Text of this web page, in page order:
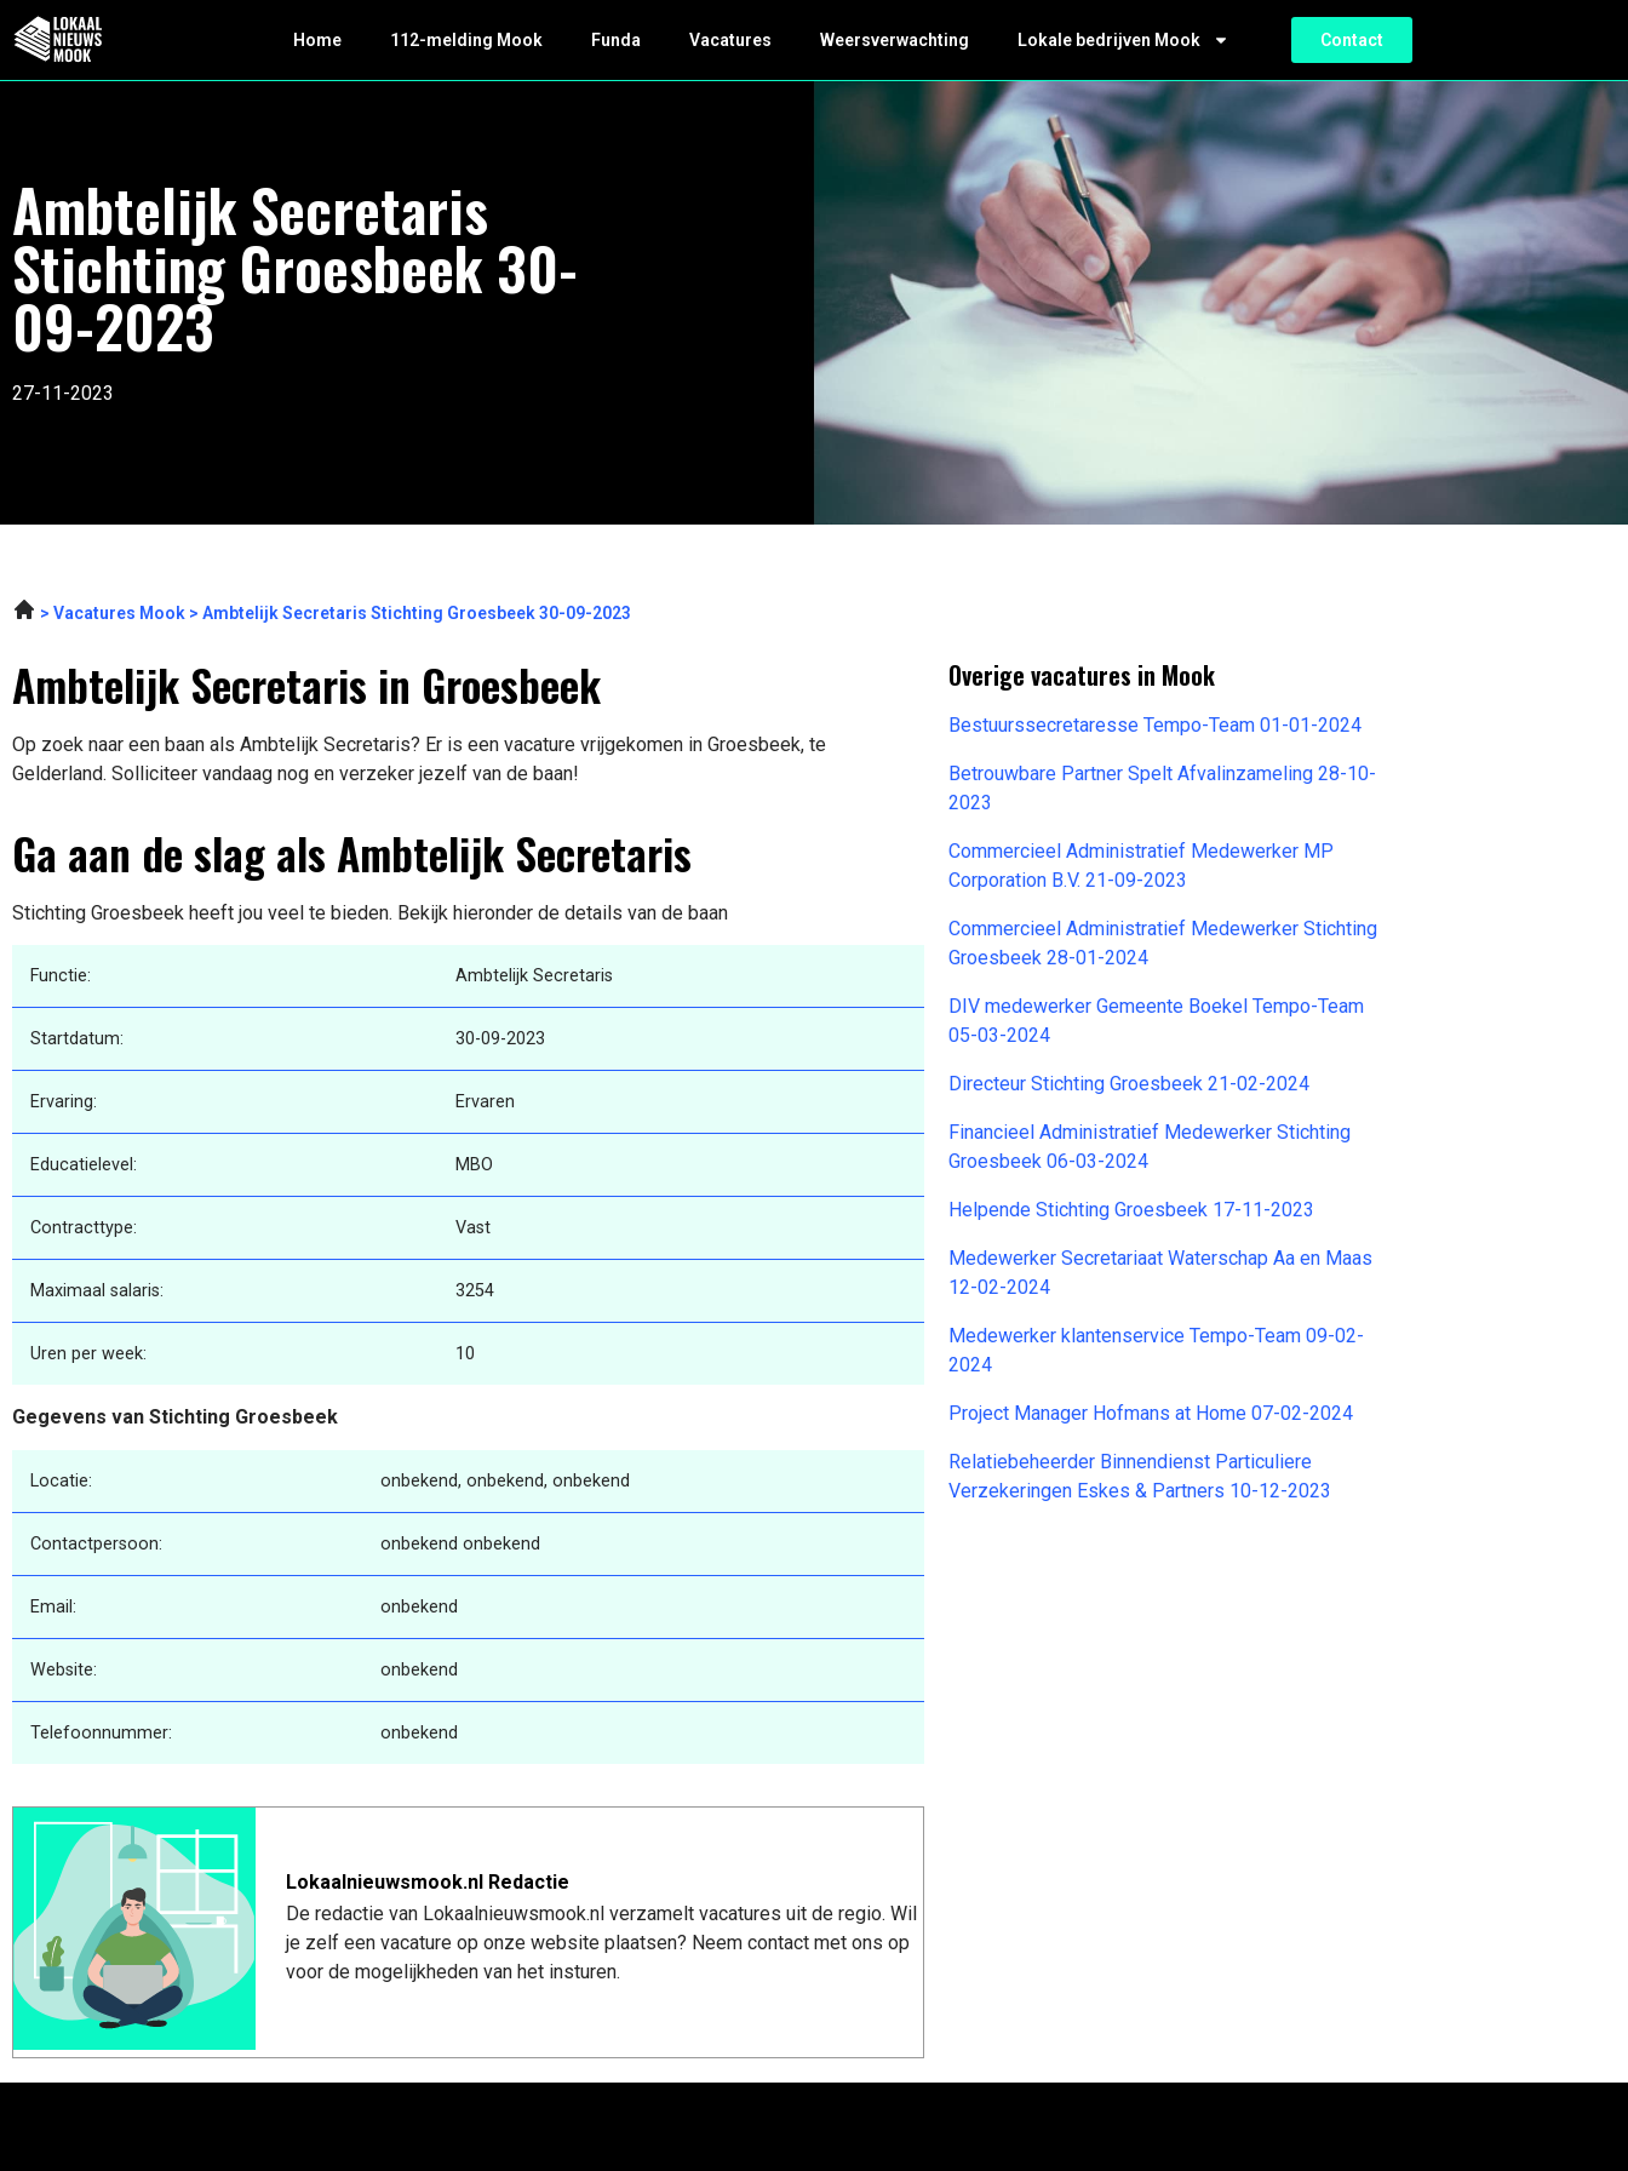
Home 112-melding Mook Funda Vacatures Weersverwachting Lokale bedrijven Mook Contact
Ambtelijk Secretaris
Stichting Groesbeek 30-
09-2023
27-11-2023
Vacatures Mook Ambtelijk Secretaris Stichting Groesbeek 30-09-2023
Ambtelijk Secretaris in Groesbeek
Op zoek naar een baan als Ambtelijk Secretaris? Er is een vacature vrijgekomen in Groesbeek, te
Gelderland. Solliciteer vandaag nog en verzeker jezelf van de baan!
Ga aan de slag als Ambtelijk Secretaris
Stichting Groesbeek heeft jou veel te bieden. Bekijk hieronder de details van de baan
Functie: Ambtelijk Secretaris
Startdatum: 30-09-2023
Ervaring: Ervaren
Educatielevel: MBO
Contracttype: Vast
Maximaal salaris: 3254
Uren per week: 10
Gegevens van Stichting Groesbeek
Locatie: onbekend, onbekend, onbekend
Contactpersoon: onbekend onbekend
Email: onbekend
Website: onbekend
Telefoonnummer: onbekend
Lokaalnieuwsmook.nl Redactie
De redactie van Lokaalnieuwsmook.nl verzamelt vacatures uit de regio. Wil
je zelf een vacature op onze website plaatsen? Neem contact met ons op
voor de mogelijkheden van het insturen.
Overige vacatures in Mook
Bestuurssecretaresse Tempo-Team 01-01-2024
Betrouwbare Partner Spelt Afvalinzameling 28-10-
2023
Commercieel Administratief Medewerker MP
Corporation B.V. 21-09-2023
Commercieel Administratief Medewerker Stichting
Groesbeek 28-01-2024
DIV medewerker Gemeente Boekel Tempo-Team
05-03-2024
Directeur Stichting Groesbeek 21-02-2024
Financieel Administratief Medewerker Stichting
Groesbeek 06-03-2024
Helpende Stichting Groesbeek 17-11-2023
Medewerker Secretariaat Waterschap Aa en Maas
12-02-2024
Medewerker klantenservice Tempo-Team 09-02-
2024
Project Manager Hofmans at Home 07-02-2024
Relatiebeheerder Binnendienst Particuliere
Verzekeringen Eskes & Partners 10-12-2023